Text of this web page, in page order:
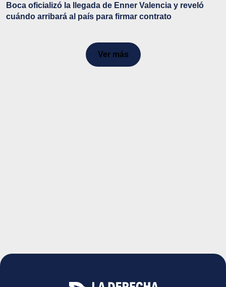
Boca oficializó la llegada de Enner Valencia y reveló
cuándo arribará al país para firmar contrato
Ver más